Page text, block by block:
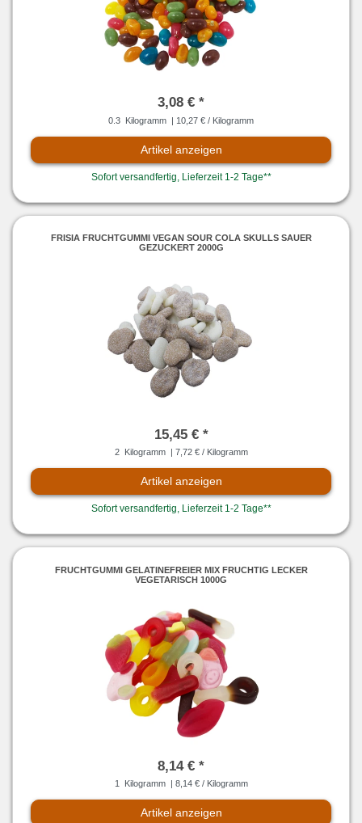
3,08 € *
0.3 Kilogramm | 10,27 € / Kilogramm
Artikel anzeigen
Sofort versandfertig, Lieferzeit 1-2 Tage**
FRISIA FRUCHTGUMMI VEGAN SOUR COLA SKULLS SAUER
GEZUCKERT 2000G
15,45 € *
2 Kilogramm | 7,72 € / Kilogramm
Artikel anzeigen
Sofort versandfertig, Lieferzeit 1-2 Tage**
FRUCHTGUMMI GELATINEFREIER MIX FRUCHTIG LECKER
VEGETARISCH 1000G
8,14 € *
1 Kilogramm | 8,14 € / Kilogramm
Artikel anzeigen